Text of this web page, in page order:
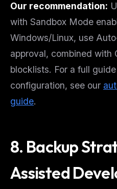
Our recommendation:
with Sandbox Mode
Windows/Linux, use
approval, combined with
blocklists. For a full
configuration, see our
guide.
8. Backup
Assisted